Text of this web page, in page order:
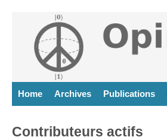
Home Archives Publications
Contributeurs actifs